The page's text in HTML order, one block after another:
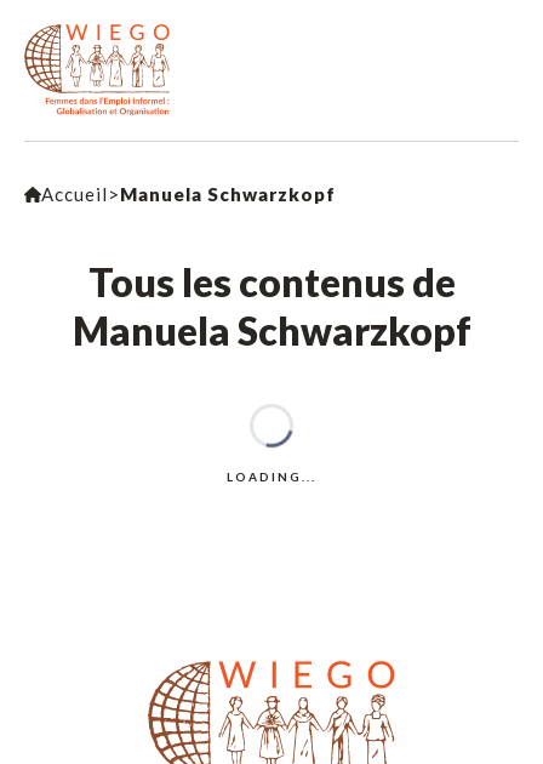
Accueil >Manuela Schwarzkopf
Tous les contenus de
Manuela Schwarzkopf